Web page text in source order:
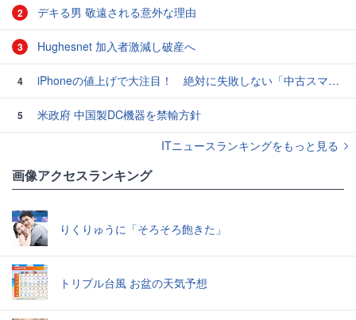
2 デキる男 敬遠される意外な理由
3 Hughesnet 加入者激減し破産へ
4 iPhoneの値上げで大注目！ 絶対に失敗しない「中古スマホ」の売り方＆買い方
5
米政府 中国製DC機器を禁輸方針
ITニュースランキングをもっと見る
画像アクセスランキング
りくりゅうに「そろそろ飽きた」
トリプル台風 お盆の天気予想